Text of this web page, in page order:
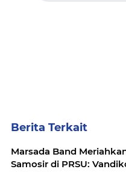
Berita Terkait
Marsada Band
Samosir di PRSU: